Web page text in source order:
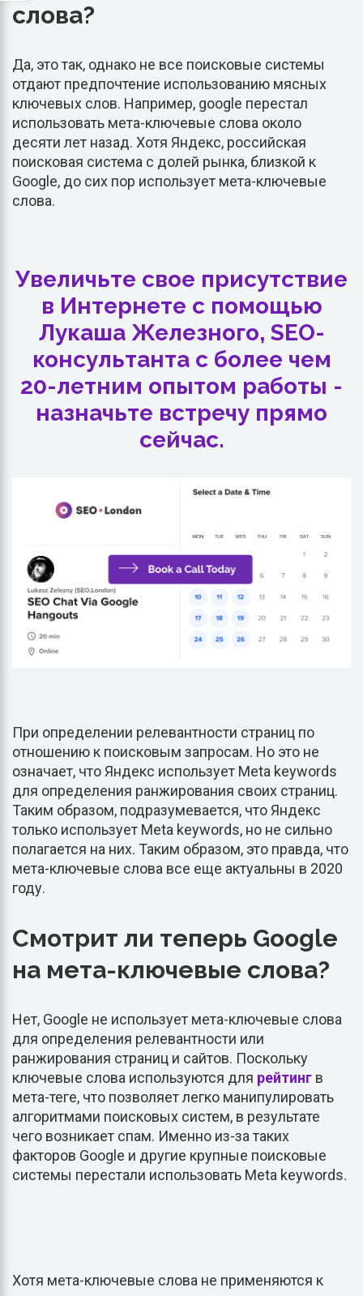
слова?
Да, это так, однако не все поисковые системы
отдают предпочтение использованию мясных
ключевых слов. Например, google перестал
использовать мета-ключевые слова около
десяти лет назад. Хотя Яндекс, российская
поисковая система с долей рынка, близкой к
Google, до сих пор использует мета-ключевые
слова.
Увеличьте свое присутствие
в Интернете с помощью
Лукаша Железного, SEO-
консультанта с более чем
20-летним опытом работы -
назначьте встречу прямо
сейчас.
При определении релевантности страниц по
отношению к поисковым запросам. Но это не
означает, что Яндекс использует Meta keywords
для определения ранжирования своих страниц.
Таким образом, подразумевается, что Яндекс
только использует Meta keywords, но не сильно
полагается на них. Таким образом, это правда, что
мета-ключевые слова все еще актуальны в 2020
году.
Смотрит ли теперь Google
на мета-ключевые слова?
Нет, Google не использует мета-ключевые слова
для определения релевантности или
ранжирования страниц и сайтов. Поскольку
ключевые слова используются для рейтинг в
мета-теге, что позволяет легко манипулировать
алгоритмами поисковых систем, в результате
чего возникает спам. Именно из-за таких
факторов Google и другие крупные поисковые
системы перестали использовать Meta keywords.
Хотя мета-ключевые слова не применяются к